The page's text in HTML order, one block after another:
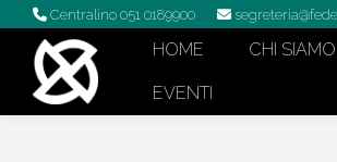
Centralino 051 0189900
HOME CHI SIAMO
EVENTI